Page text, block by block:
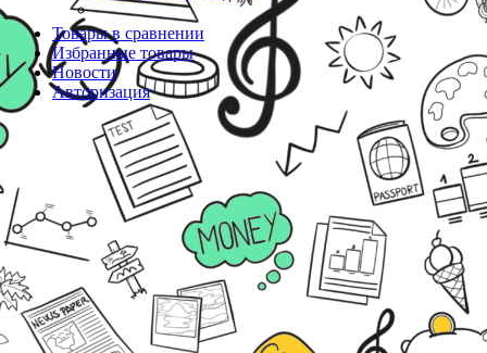
Товары в сравнении
Избранные товары
Новости
Авторизация